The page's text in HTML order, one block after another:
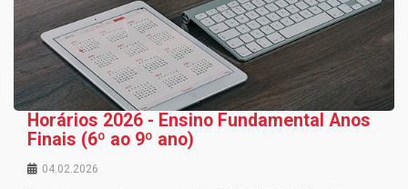
Horários 2026 - Ensino Fundamental Anos
Finais (6º ao 9º ano)
04.02.2026